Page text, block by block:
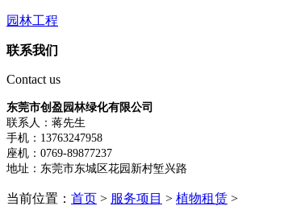
园林工程
联系我们
Contact us
东莞市创盈园林绿化有限公司
联系人：蒋先生
手机：13763247958
座机：0769-89877237
地址：东莞市东城区花园新村堑兴路
当前位置： 首页 > 服务项目 > 植物租赁 >